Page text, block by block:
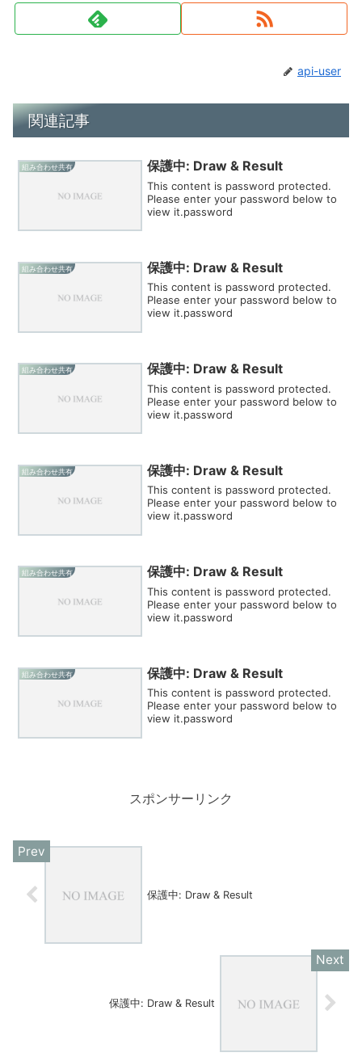
api-user
関連記事
組み合わせ共有 保護中: Draw & Result
This content is password protected.
Please enter your password below to
view it.password
組み合わせ共有 保護中: Draw & Result
This content is password protected.
Please enter your password below to
view it.password
組み合わせ共有 保護中: Draw & Result
This content is password protected.
Please enter your password below to
view it.password
組み合わせ共有 保護中: Draw & Result
This content is password protected.
Please enter your password below to
view it.password
組み合わせ共有 保護中: Draw & Result
This content is password protected.
Please enter your password below to
view it.password
組み合わせ共有 保護中: Draw & Result
This content is password protected.
Please enter your password below to
view it.password
スポンサーリンク
保護中: Draw & Result
保護中: Draw & Result